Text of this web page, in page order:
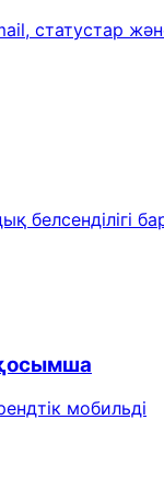
статустар
белсенділігі
мобильді